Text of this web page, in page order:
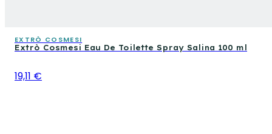
EXTRÒ COSMESI
Extrò Cosmesi Eau De Toilette Spray Salina 100 ml
19,11 €